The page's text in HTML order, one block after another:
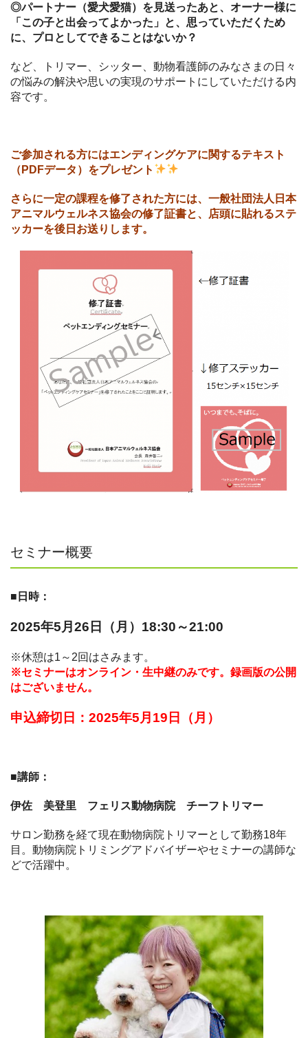
◎パートナー（愛犬愛猫）を見送ったあと、オーナー様に
「この子と出会ってよかった」と、思っていただくため
に、プロとしてできることはないか？
など、トリマー、シッター、動物看護師のみなさまの日々
の悩みの解決や思いの実現のサポートにしていただける内
容です。
ご参加される方にはエンディングケアに関するテキスト
（PDFデータ）をプレゼント
さらに一定の課程を修了された方には、一般社団法人日本
アニマルウェルネス協会の修了証書と、店頭に貼れるステ
ッカーを後日お送りします。
セミナー概要
■日時：
2025年5月26日（月）18:30～21:00
※休憩は1～2回はさみます。
※セミナーはオンライン・生中継のみです。録画版の公開
はございません。
申込締切日：2025年5月19日（月）
■講師：
伊佐 美登里 フェリス動物病院 チーフトリマー
サロン勤務を経て現在動物病院トリマーとして勤務18年
目。動物病院トリミングアドバイザーやセミナーの講師な
どで活躍中。